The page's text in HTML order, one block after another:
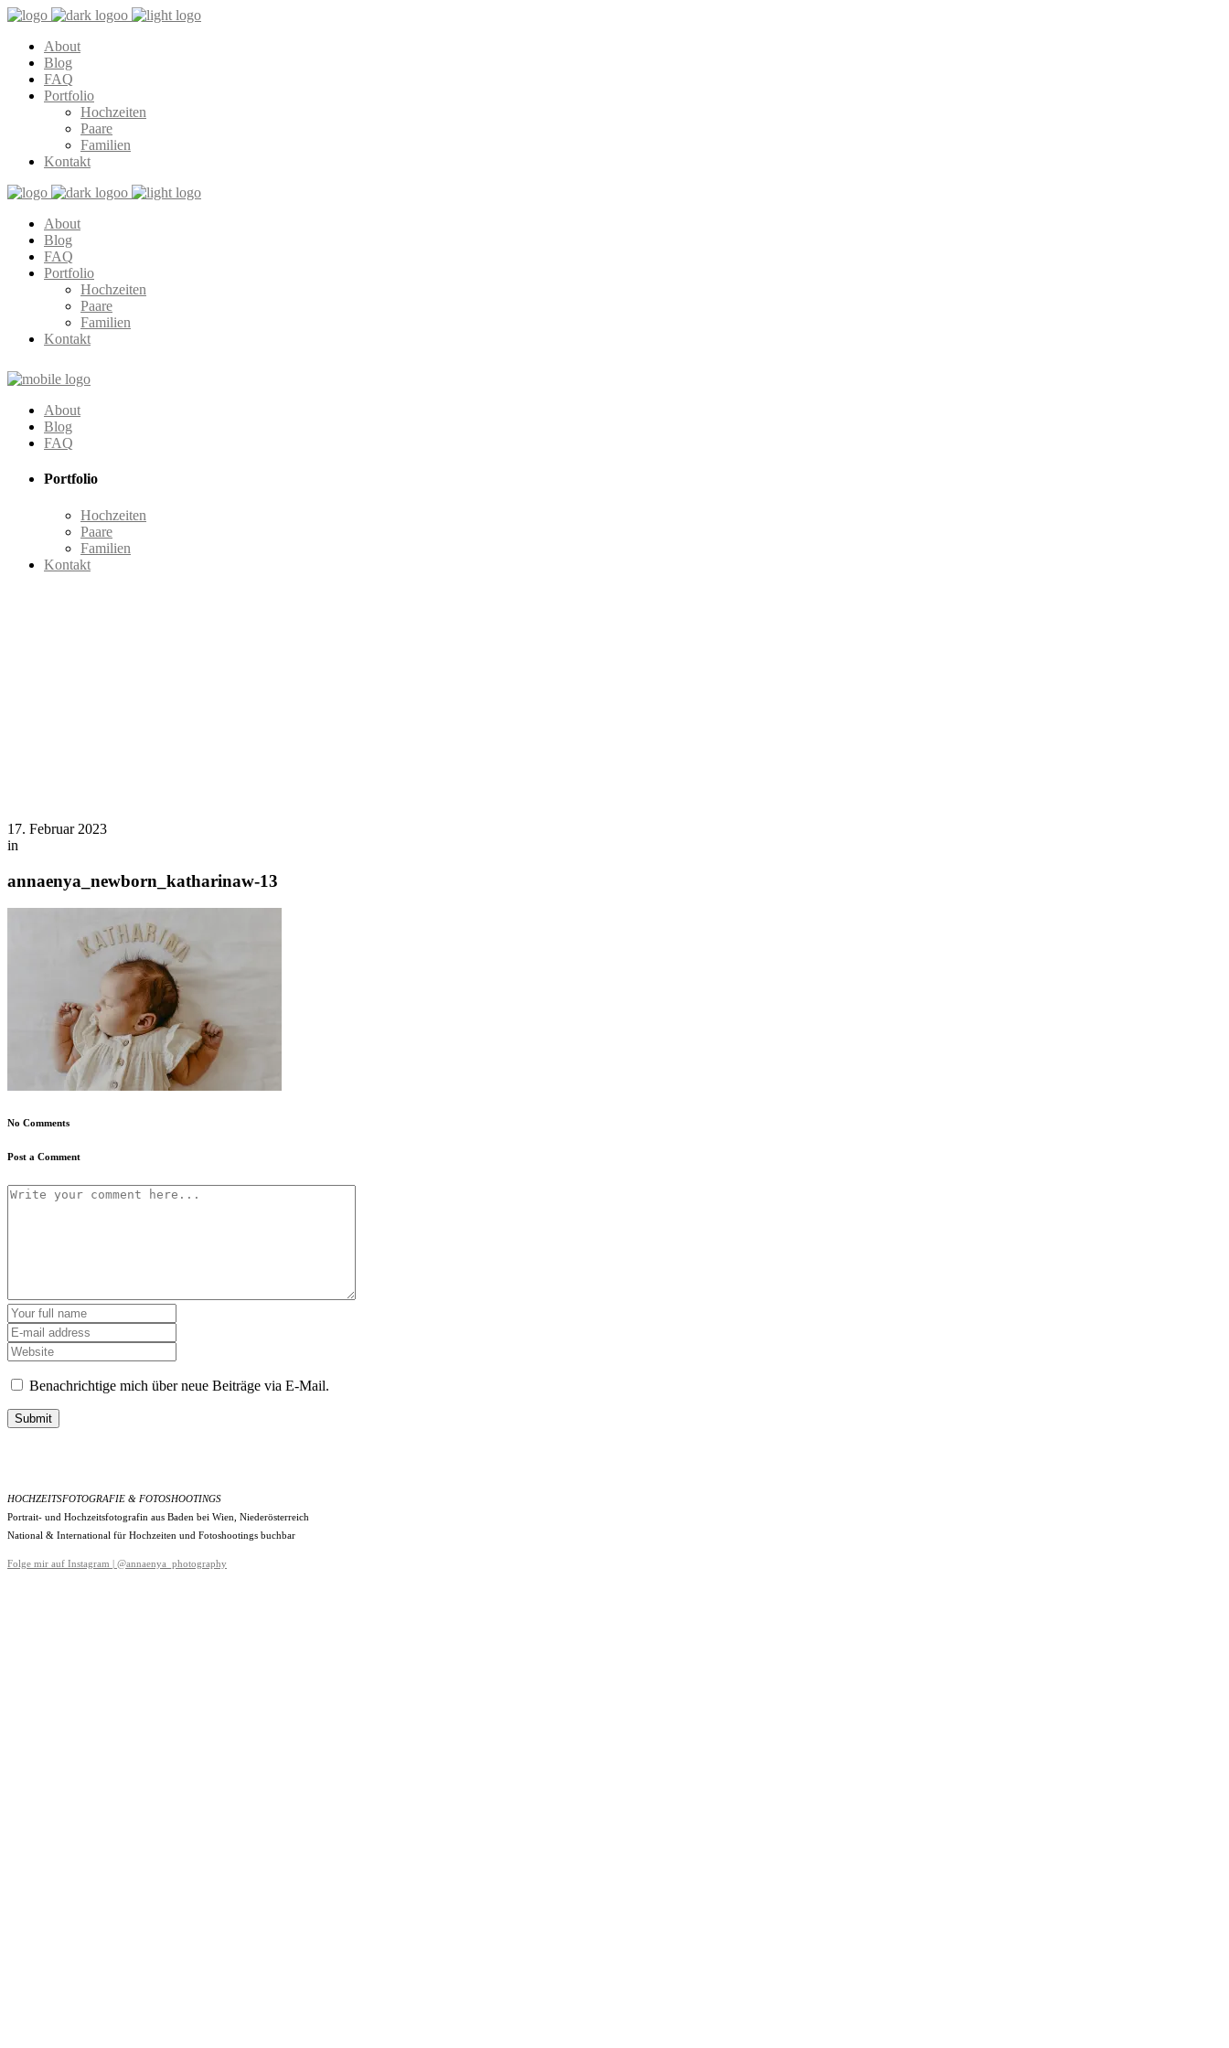
About
Blog
FAQ
Portfolio
Hochzeiten
Paare
Familien
Kontakt
About
Blog
FAQ
Portfolio
Hochzeiten
Paare
Familien
Kontakt
About
Blog
FAQ
Portfolio
Hochzeiten
Paare
Familien
Kontakt
17. Februar 2023
in
annaenya_newborn_katharinaw-13
No Comments
Post a Comment
Benachrichtige mich über neue Beiträge via E-Mail.
Submit
HOCHZEITSFOTOGRAFIE & FOTOSHOOTINGS
Portrait- und Hochzeitsfotografin aus Baden bei Wien, Niederösterreich
National & International für Hochzeiten und Fotoshootings buchbar
Folge mir auf Instagram | @annaenya_photography